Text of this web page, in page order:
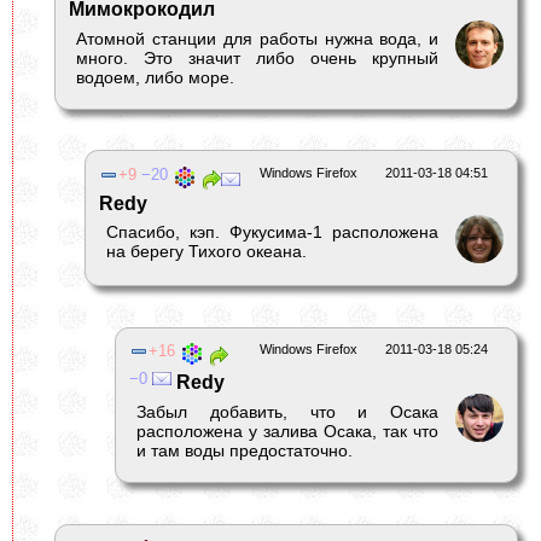
Мимокрокодил
Атомной станции для работы нужна вода, и
много. Это значит либо очень крупный
водоем, либо море.
2011-03-18 04:51
Windows Firefox
9 20
Redy
Спасибо, кэп. Фукусима-1 расположена
на берегу Тихого океана.
2011-03-18 05:24
Windows Firefox
16
0
Redy
Забыл добавить, что и Осака
расположена у залива Осака, так что
и там воды предостаточно.